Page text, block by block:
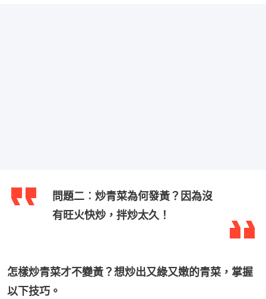
問題二︰炒青菜為何發黃？因為沒
有旺火快炒，拌炒太久！
怎樣炒青菜才不變黃？想炒出又綠又嫩的青菜，掌握
以下技巧。